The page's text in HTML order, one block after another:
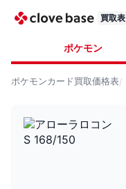
買取表
ポケモン
ポケモンカード買取価格表